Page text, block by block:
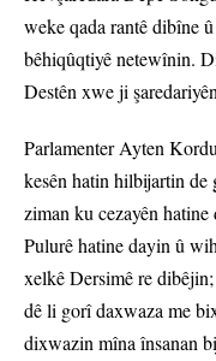
weke qada rantê dibîne
bêhiqûqtiyê netewînin.
Destên xwe ji
Parlamenter Ayten
kesên hatin hilbijartin
ziman ku cezayên
Pulurê hatine dayin û
xelkê Dersimê re
dê li gorî daxwaza me
dixwazin mîna însanan